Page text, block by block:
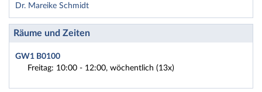
Dr. Mareike Schmidt
Räume und Zeiten
GW1 B0100
Freitag: 10:00 - 12:00, wöchentlich (13x)